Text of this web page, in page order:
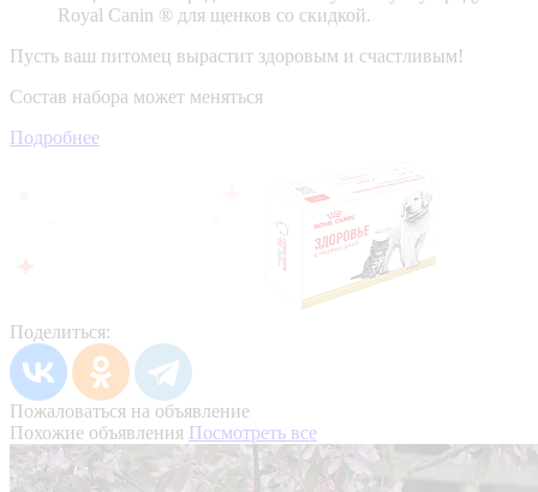
Royal Canin ® для щенков со скидкой.
Пусть ваш питомец вырастит здоровым и счастливым!
Состав набора может меняться
Подробнее
Поделиться:
Пожаловаться на объявление
Похожие объявления Посмотреть все